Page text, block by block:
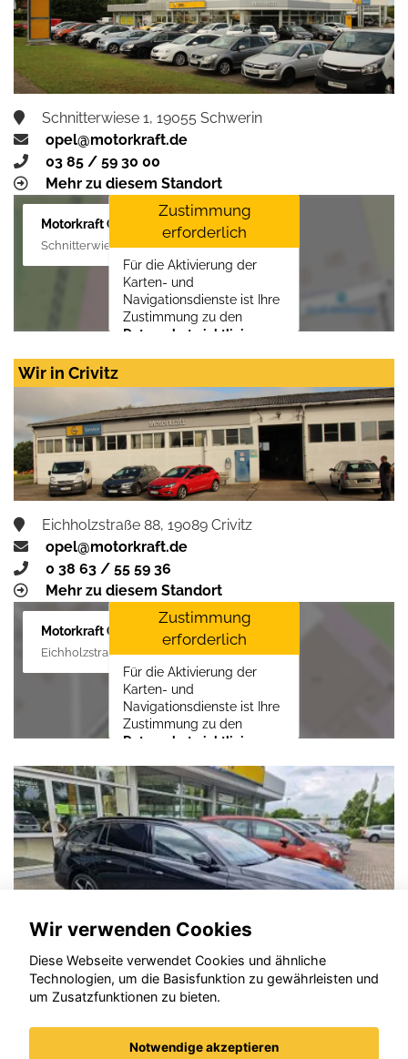
Schnitterwiese 1, 19055 Schwerin
opel@motorkraft.de
03 85 / 59 30 00
Mehr zu diesem Standort
Motorkraft GmbH
Schnitterwiese 1, 19055 Schwerin
Zustimmung
erforderlich
Für die Aktivierung der
Karten- und
Navigationsdienste ist Ihre
Zustimmung zu den
Datenschutzrichtlinien
Zustimmen und
aktivieren
Wir in Crivitz
Eichholzstraße 88, 19089 Crivitz
opel@motorkraft.de
0 38 63 / 55 59 36
Mehr zu diesem Standort
Motorkraft GmbH
Eichholzstraße 88, 19089 Crivitz
Zustimmung
erforderlich
Für die Aktivierung der
Karten- und
Navigationsdienste ist Ihre
Zustimmung zu den
Datenschutzrichtlinien
LLCerforderlich.
Zustimmen und
aktivieren
Wir verwenden Cookies
Diese Webseite verwendet Cookies und ähnliche
Technologien, um die Basisfunktion zu gewährleisten und
um Zusatzfunktionen zu bieten.
Notwendige akzeptieren